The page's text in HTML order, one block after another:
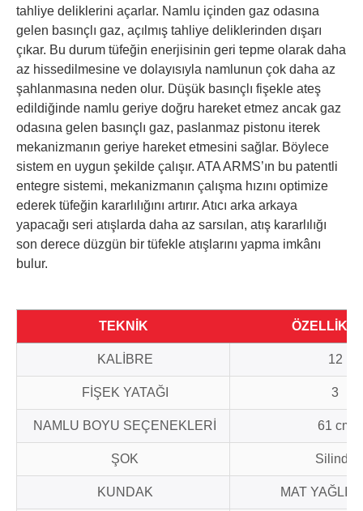
tahliye deliklerini açarlar. Namlu içinden gaz odasına
gelen basınçlı gaz, açılmış tahliye deliklerinden dışarı
çıkar. Bu durum tüfeğin enerjisinin geri tepme olarak daha
az hissedilmesine ve dolayısıyla namlunun çok daha az
şahlanmasına neden olur. Düşük basınçlı fişekle ateş
edildiğinde namlu geriye doğru hareket etmez ancak gaz
odasına gelen basınçlı gaz, paslanmaz pistonu iterek
mekanizmanın geriye hareket etmesini sağlar. Böylece
sistem en uygun şekilde çalışır. ATA ARMS’ın bu patentli
entegre sistemi, mekanizmanın çalışma hızını optimize
ederek tüfeğin kararlılığını artırır. Atıcı arka arkaya
yapacağı seri atışlarda daha az sarsılan, atış kararlılığı
son derece düzgün bir tüfekle atışlarını yapma imkânı
bulur.
TEKNİK
KALİBRE 12
FİŞEK YATAĞI 3
NAMLU BOYU SEÇENEKLERİ 61 cm
ŞOK Silindir
KUNDAK MAT YAĞLI